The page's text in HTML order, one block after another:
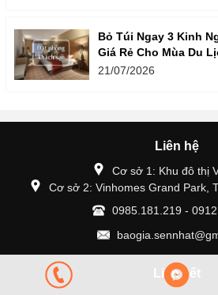
Bỏ Túi Ngay 3 Kinh
Giá Rẻ Cho Mùa Du
21/07/2026
Liên hệ
Cơ sở 1: Khu đô thị
Cơ sở 2: Vinhomes Grand Park,
0985.181.219 -
Liên kết